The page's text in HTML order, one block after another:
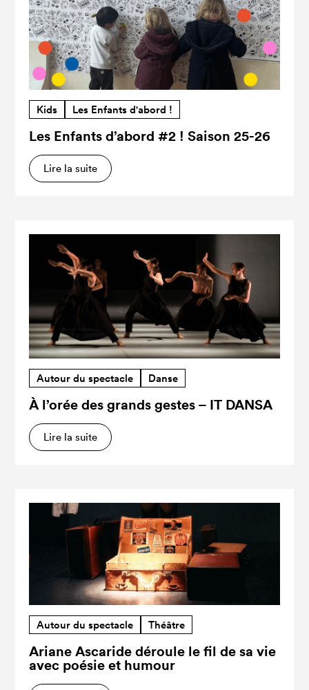
Kids Les Enfants d'abord !
Les Enfants d’abord #2 ! Saison 25-26
Lire la suite
Autour du spectacle Danse
À l’orée des grands gestes – IT DANSA
Lire la suite
Autour du spectacle Théâtre
Ariane Ascaride déroule le fil de sa vie
avec poésie et humour